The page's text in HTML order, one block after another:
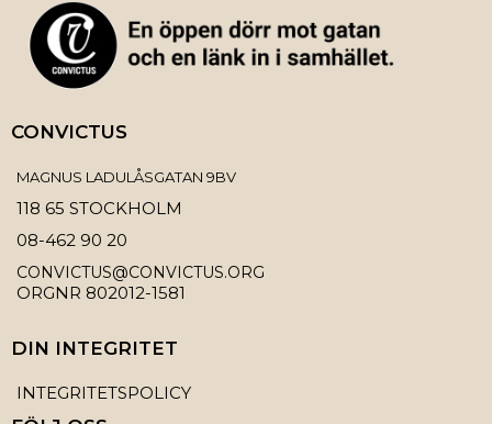
CONVICTUS
MAGNUS LADULÅSGATAN 9BV
118 65 STOCKHOLM
08-462 90 20
CONVICTUS@CONVICTUS.ORG
ORGNR 802012-1581
DIN INTEGRITET
INTEGRITETSPOLICY